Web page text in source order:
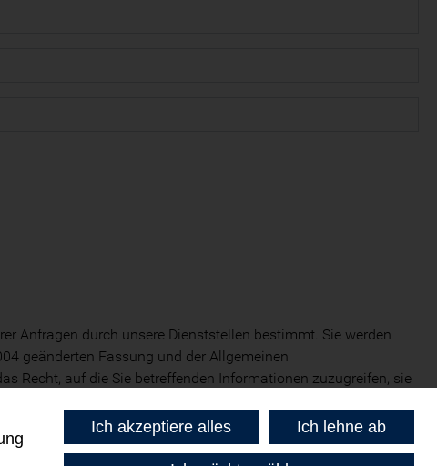
Anfragen durch unsere Dienststellen bestimmt. Sie werden
geänderten Fassung und der Allgemeinen
Recht, auf die Sie betreffenden Informationen zuzugreifen, sie
Ich akzeptiere alles Ich lehne ab